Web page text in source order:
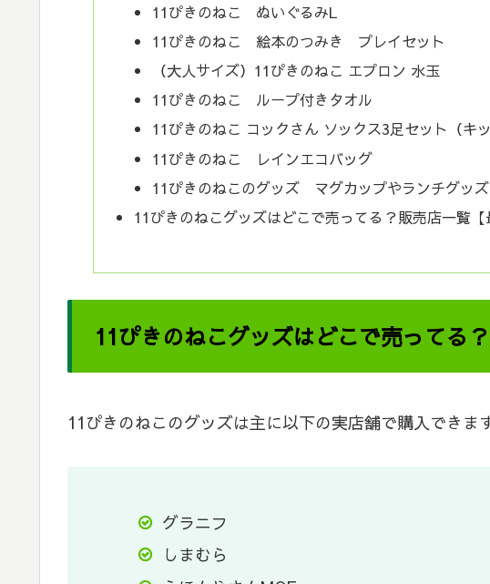
11ぴきのねこ ぬいぐるみL
11ぴきのねこ 絵本のつみき プレイセット
（大人サイズ）11ぴきのねこ エプロン 水玉
11ぴきのねこ ループ付きタオル
11ぴきのねこ コックさん ソックス3足セット（キッ
11ぴきのねこ レインエコバッグ
11ぴきのねこのグッズ マグカップやランチグッズ
11ぴきのねこグッズはどこで売ってる？販売店一覧
11ぴきのねこグッズはどこで売ってる
11ぴきのねこのグッズは主に以下の実店舗で購入できます
グラニフ
しまむら